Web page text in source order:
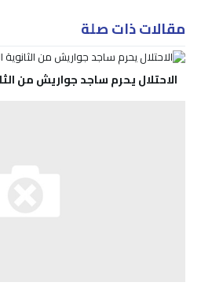
مقالات ذات صلة
الاحتلال يحرم ساجد جواريش من